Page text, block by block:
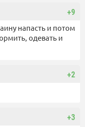
+9
напасть и потом
одевать и
+2
+3